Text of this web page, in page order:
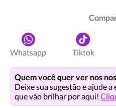
Whatsapp Tiktok
Quem você quer ver nos
Deixe sua sugestão e ajude
que vão brilhar por aqui!